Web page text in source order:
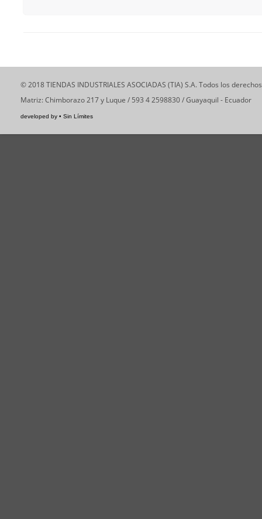
© 2018 TIENDAS INDUSTRIALES ASOCIADAS (TIA) S.A. Todos los
Matriz: Chimborazo 217 y Luque / 593 4 2598830 / Guayaquil - Ecuador
developed by • Sin Límites